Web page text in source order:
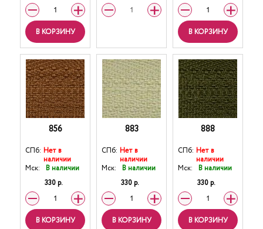
В КОРЗИНУ В КОРЗИНУ
856
СПб: Нет в
наличии
Мск:
В наличии
330 р.
В КОРЗИНУ
883
СПб: Нет в
наличии
Мск:
В наличии
330 р.
В КОРЗИНУ
888
СПб: Нет в
наличии
Мск:
В наличии
330 р.
В КОРЗИНУ